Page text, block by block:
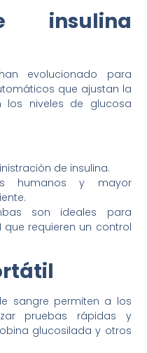
insulina
evolucionado para
que ajustan la
los niveles de glucosa
de insulina.
humanos y mayor
son ideales para
requieren un control
sangre permiten a los
pruebas rápidas y
glucosilada y otros